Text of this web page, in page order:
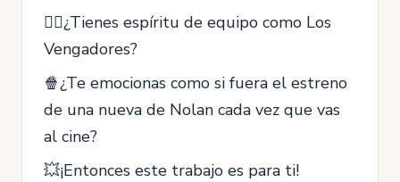
🦸‍♀️¿Tienes espíritu de equipo como Los
Vengadores?
🍿¿Te emocionas como si fuera el estreno
de una nueva de Nolan cada vez que vas
al cine?
💥¡Entonces este trabajo es para ti!